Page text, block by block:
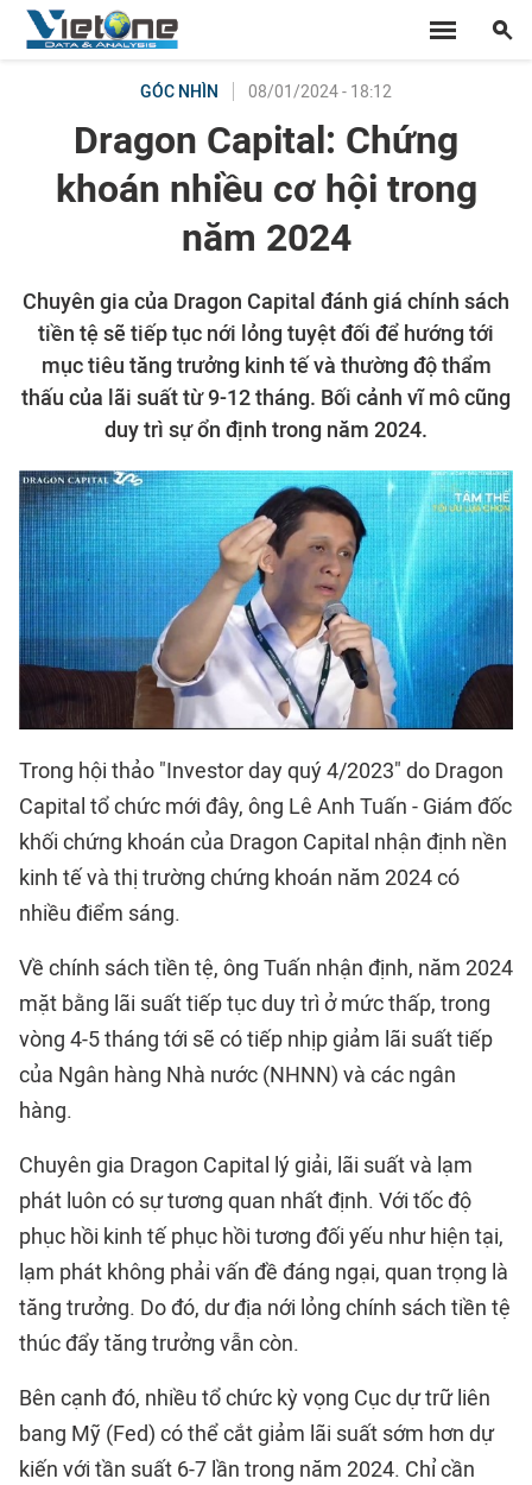
GÓC NHÌN 08/01/2024 - 18:12
Dragon Capital: Chứng
khoán nhiều cơ hội trong
năm 2024
Chuyên gia của Dragon Capital đánh giá chính sách
tiền tệ sẽ tiếp tục nới lỏng tuyệt đối để hướng tới
mục tiêu tăng trưởng kinh tế và thường độ thẩm
thấu của lãi suất từ 9-12 tháng. Bối cảnh vĩ mô cũng
duy trì sự ổn định trong năm 2024.
Trong hội thảo "Investor day quý 4/2023" do Dragon
Capital tổ chức mới đây, ông Lê Anh Tuấn - Giám đốc
khối chứng khoán của Dragon Capital nhận định nền
kinh tế và thị trường chứng khoán năm 2024 có
nhiều điểm sáng.
Về chính sách tiền tệ, ông Tuấn nhận định, năm 2024
mặt bằng lãi suất tiếp tục duy trì ở mức thấp, trong
vòng 4-5 tháng tới sẽ có tiếp nhịp giảm lãi suất tiếp
của Ngân hàng Nhà nước (NHNN) và các ngân
hàng.
Chuyên gia Dragon Capital lý giải, lãi suất và lạm
phát luôn có sự tương quan nhất định. Với tốc độ
phục hồi kinh tế phục hồi tương đối yếu như hiện tại,
lạm phát không phải vấn đề đáng ngại, quan trọng là
tăng trưởng. Do đó, dư địa nới lỏng chính sách tiền tệ
thúc đẩy tăng trưởng vẫn còn.
Bên cạnh đó, nhiều tổ chức kỳ vọng Cục dự trữ liên
bang Mỹ (Fed) có thể cắt giảm lãi suất sớm hơn dự
kiến với tần suất 6-7 lần trong năm 2024. Chỉ cần